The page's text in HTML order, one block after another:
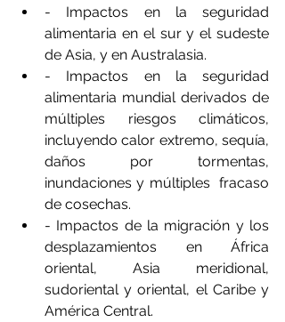
- Impactos en la seguridad
alimentaria en el sur y el sudeste
de Asia, y en Australasia.
- Impactos en la seguridad
alimentaria mundial derivados de
múltiples riesgos climáticos,
incluyendo calor extremo, sequía,
daños por tormentas,
inundaciones y múltiples  fracaso
de cosechas.
- Impactos de la migración y los
desplazamientos en África
oriental, Asia meridional,
sudoriental y oriental, el Caribe y
América Central.